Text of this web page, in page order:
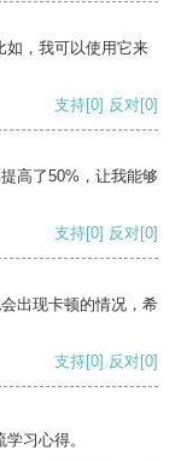
如，我可以使用它来
支持[0] 反对[0]
高了50%，让我能够
支持[0] 反对[0]
出现卡顿的情况，希
支持[0] 反对[0]
习心得。